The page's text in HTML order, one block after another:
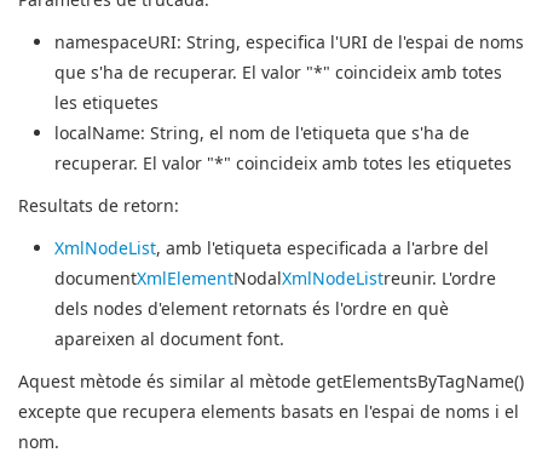
namespaceURI: String, especifica l'URI de l'espai de noms
que s'ha de recuperar. El valor "*" coincideix amb totes
les etiquetes
localName: String, el nom de l'etiqueta que s'ha de
recuperar. El valor "*" coincideix amb totes les etiquetes
Resultats de retorn:
XmlNodeList, amb l'etiqueta especificada a l'arbre del
documentXmlElementNodalXmlNodeListreunir. L'ordre
dels nodes d'element retornats és l'ordre en què
apareixen al document font.
Aquest mètode és similar al mètode getElementsByTagName()
excepte que recupera elements basats en l'espai de noms i el
nom.